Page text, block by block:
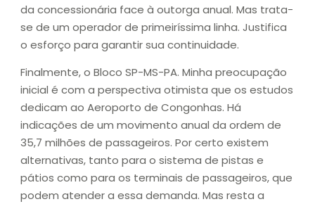
da concessionária face à outorga anual. Mas trata-
se de um operador de primeiríssima linha. Justifica
o esforço para garantir sua continuidade.
Finalmente, o Bloco SP-MS-PA. Minha preocupação
inicial é com a perspectiva otimista que os estudos
dedicam ao Aeroporto de Congonhas. Há
indicações de um movimento anual da ordem de
35,7 milhões de passageiros. Por certo existem
alternativas, tanto para o sistema de pistas e
pátios como para os terminais de passageiros, que
podem atender a essa demanda. Mas resta a